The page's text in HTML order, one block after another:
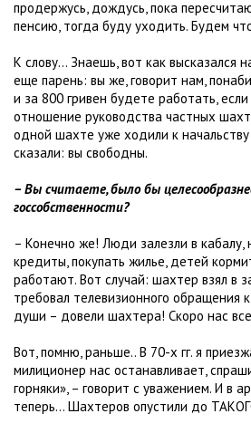
продержусь, дождусь, пока
пенсию, тогда буду уходить. Будем
К слову... Знаешь, вот как высказался
еще парень: вы же, говорит нам,
и за 800 гривен будете работать,
отношение руководства частных
одной шахте уже ходили к
сказали: вы свободны.
– Вы считаете, было бы
госсобственности?
– Конечно же! Люди залезли в кабалу,
кредиты, покупать жилье, детей
работают. Вот случай: шахтер взял в
требовал телевизионного обращения
души – довели шахтера! Скоро нас
Вот, помню, раньше.. В 70-х гг. я
милиционер нас останавливает,
горняки», – говорит с уважением. И в
теперь... Шахтеров опустили до